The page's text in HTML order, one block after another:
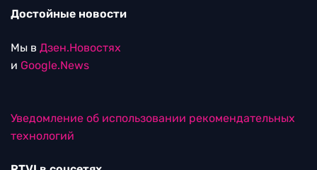
Достойные новости
Мы в Дзен.Новостях
и Google.News
Уведомление об использовании рекомендательных
технологий